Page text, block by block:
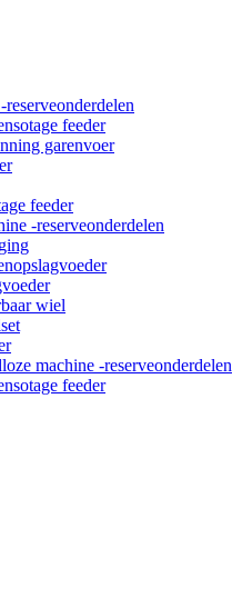
feeder
garenvoer
feeder
-reserveonderdelen
wiel
machine -reserveonderdelen
feeder